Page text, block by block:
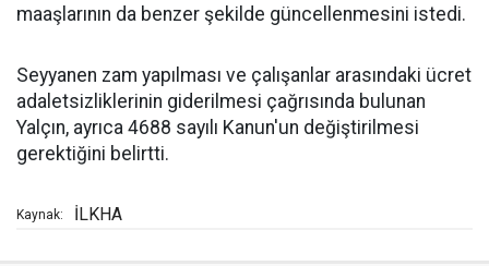
maaşlarının da benzer şekilde güncellenmesini istedi.
Seyyanen zam yapılması ve çalışanlar arasındaki ücret
adaletsizliklerinin giderilmesi çağrısında bulunan
Yalçın, ayrıca 4688 sayılı Kanun'un değiştirilmesi
gerektiğini belirtti.
Kaynak: İLKHA